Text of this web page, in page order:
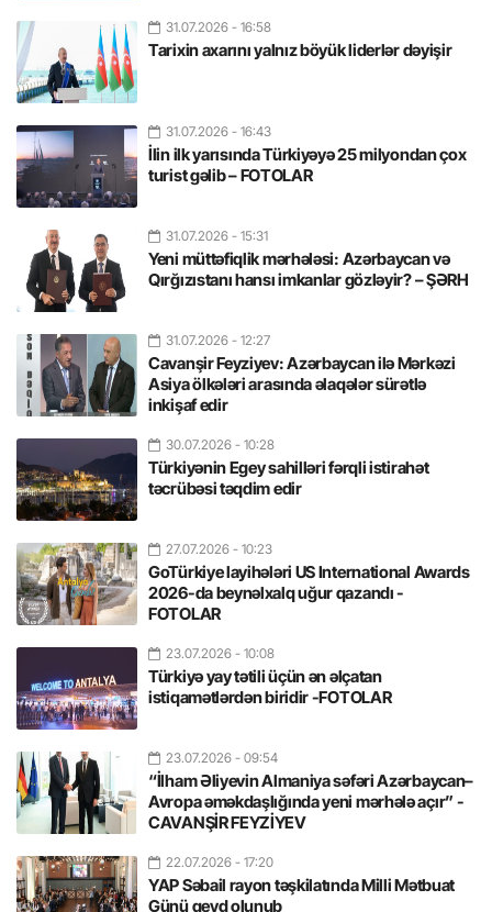
31.07.2026 - 16:58
Tarixin axarını yalnız böyük liderlər dəyişir
31.07.2026 - 16:43
İlin ilk yarısında Türkiyəyə 25 milyondan çox
turist gəlib – FOTOLAR
31.07.2026 - 15:31
Yeni müttəfiqlik mərhələsi: Azərbaycan və
Qırğızıstanı hansı imkanlar gözləyir? – ŞƏRH
31.07.2026 - 12:27
Cavanşir Feyziyev: Azərbaycan ilə Mərkəzi
Asiya ölkələri arasında əlaqələr sürətlə
inkişaf edir
30.07.2026 - 10:28
Türkiyənin Egey sahilləri fərqli istirahət
təcrübəsi təqdim edir
27.07.2026 - 10:23
GoTürkiye layihələri US International Awards
2026-da beynəlxalq uğur qazandı -
FOTOLAR
23.07.2026 - 10:08
Türkiyə yay tətili üçün ən əlçatan
istiqamətlərdən biridir -FOTOLAR
23.07.2026 - 09:54
“İlham Əliyevin Almaniya səfəri Azərbaycan–
Avropa əməkdaşlığında yeni mərhələ açır” -
CAVANŞİR FEYZİYEV
22.07.2026 - 17:20
YAP Səbail rayon təşkilatında Milli Mətbuat
Günü qeyd olunub